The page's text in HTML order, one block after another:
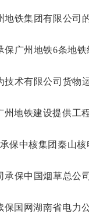
铁集团有限公司
广州地铁6条地
术有限公司货物
地铁建设提供工
保中核集团秦山
保中国烟草总公
国网湖南省电力